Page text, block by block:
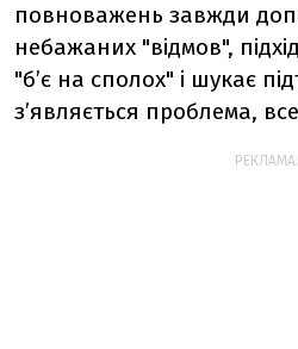
повноважень завжди
небажаних "відмов",
"б’є на сполох" і шукає
з’являється проблема,
РЕКЛАМА: